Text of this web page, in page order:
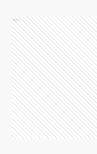
Ads